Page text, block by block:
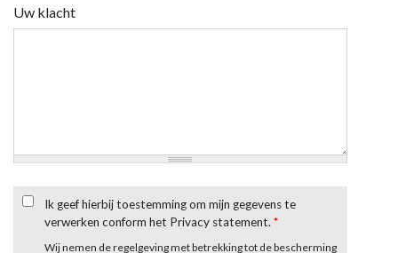
Uw klacht
Ik geef hierbij toestemming om mijn gegevens te
verwerken conform het Privacy statement.*
Wij nemen de regelgeving met betrekking tot de bescherming